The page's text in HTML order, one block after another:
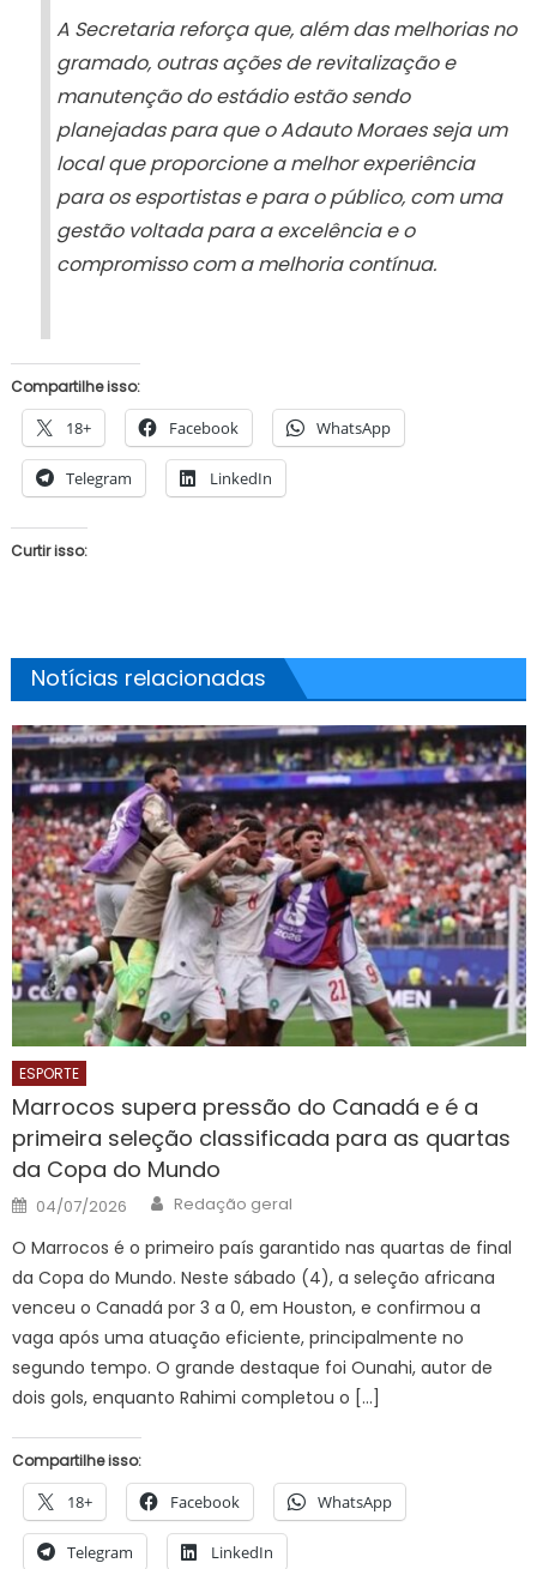
A Secretaria reforça que, além das melhorias no
gramado, outras ações de revitalização e
manutenção do estádio estão sendo
planejadas para que o Adauto Moraes seja um
local que proporcione a melhor experiência
para os esportistas e para o público, com uma
gestão voltada para a excelência e o
compromisso com a melhoria contínua.
Compartilhe isso:
18+ Facebook WhatsApp
Telegram LinkedIn
Curtir isso:
Notícias relacionadas
ESPORTE
Marrocos supera pressão do Canadá e é a
primeira seleção classificada para as quartas
da Copa do Mundo
Posted
on
04/07/2026 Author
Redação geral
O Marrocos é o primeiro país garantido nas quartas de final
da Copa do Mundo. Neste sábado (4), a seleção africana
venceu o Canadá por 3 a 0, em Houston, e confirmou a
vaga após uma atuação eficiente, principalmente no
segundo tempo. O grande destaque foi Ounahi, autor de
dois gols, enquanto Rahimi completou o […]
Compartilhe isso:
18+ Facebook WhatsApp
Telegram LinkedIn